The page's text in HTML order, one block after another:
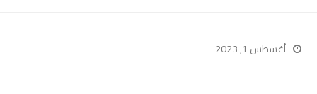
أغسطس 1, 2023